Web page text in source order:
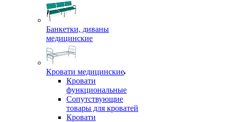
Банкетки, диваны
медицинские
Кровати медицинские
Кровати
функциональные
Сопутствующие
товары для кроватей
Кровати